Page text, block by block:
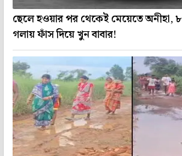
ছেলে হওয়ার পর থেকেই মেয়েতে অনীহা,
গলায় ফাঁস দিয়ে খুন বাবার!